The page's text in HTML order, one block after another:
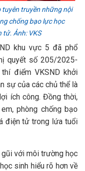
tuyên truyền những nội
chống bạo lực học
tử. Ảnh: VKS
khu vực 5 đã phổ
quyết số 205/2025-
điểm VKSND khởi
sự của các chủ thể là
ích công. Đồng thời,
phòng chống bạo
điện tử trong lứa tuổi
gũi với môi trường học
sinh hiểu rõ hơn về